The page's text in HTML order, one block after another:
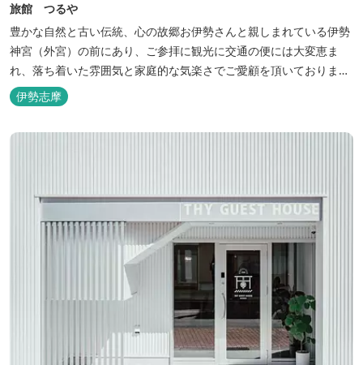
旅館 つるや
豊かな自然と古い伝統、心の故郷お伊勢さんと親しまれている伊勢
神宮（外宮）の前にあり、ご参拝に観光に交通の便には大変恵ま
れ、落ち着いた雰囲気と家庭的な気楽さでご愛顧を頂いておりま
す。
伊勢志摩